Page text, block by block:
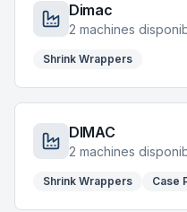
Dimac
2 machines
Shrink Wrappers
DIMAC
2 machines
Shrink Wrappers Case